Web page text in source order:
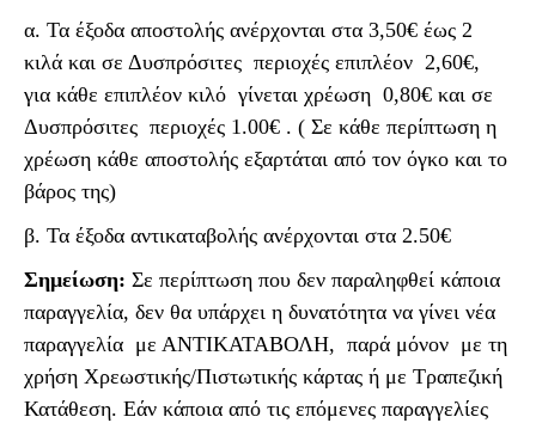
α. Τα έξοδα αποστολής ανέρχονται στα 3,50€ έως 2
κιλά και σε Δυσπρόσιτες περιοχές επιπλέον 2,60€,
για κάθε επιπλέον κιλό γίνεται χρέωση 0,80€ και σε
Δυσπρόσιτες περιοχές 1.00€ . ( Σε κάθε περίπτωση η
χρέωση κάθε αποστολής εξαρτάται από τον όγκο και το
βάρος της)
β. Τα έξοδα αντικαταβολής ανέρχονται στα 2.50€
Σημείωση: Σε περίπτωση που δεν παραληφθεί κάποια
παραγγελία, δεν θα υπάρχει η δυνατότητα να γίνει νέα
παραγγελία με ΑΝΤΙΚΑΤΑΒΟΛΗ, παρά μόνον με τη
χρήση Χρεωστικής/Πιστωτικής κάρτας ή με Τραπεζική
Κατάθεση. Εάν κάποια από τις επόμενες παραγγελίες